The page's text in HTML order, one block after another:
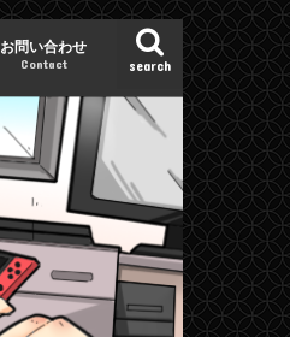
search
お問い合わせ
Contact